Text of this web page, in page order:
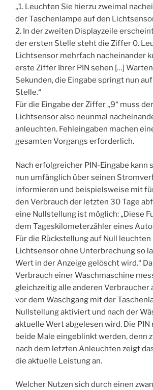
„1. Leuchten Sie hierzu zweimal
der Taschenlampe auf den
2. In der zweiten Displayzeile erscheint
der ersten Stelle steht die Ziffer 0.
Lichtsensor mehrfach nacheinander
erste Ziffer Ihrer PIN sehen […]
Sekunden, die Eingabe springt nun
Stelle.“
Für die Eingabe der Ziffer „9“ muss
Lichtsensor also neunmal
anleuchten. Fehleingaben machen
gesamten Vorgangs erforderlich.
Nach erfolgreicher PIN-Eingabe kann
nun umfänglich über seinen
informieren und beispielsweise mit
den Verbrauch der letzten 30 Tage
eine Nullstellung ist möglich: „Diese
dem Tageskilometerzähler eines
Für die Rückstellung auf Null leuchten
Lichtsensor ohne Unterbrechung so
Wert in der Anzeige gelöscht wird.“
Verbrauch einer Waschmaschine
gleichzeitig alle anderen Verbraucher
vor dem Waschgang mit der
Nullstellung aktiviert und nach der
aktuelle Wert abgelesen wird. Die PIN
beide Male eingeblinkt werden, denn
nach dem letzten Anleuchten zeigt
die aktuelle Leistung an.
Welcher Nutzen sich durch einen